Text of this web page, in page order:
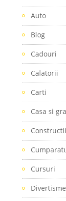
Auto
Blog
Cadouri
Calatorii
Carti
Casa si
Constructii
Cursuri